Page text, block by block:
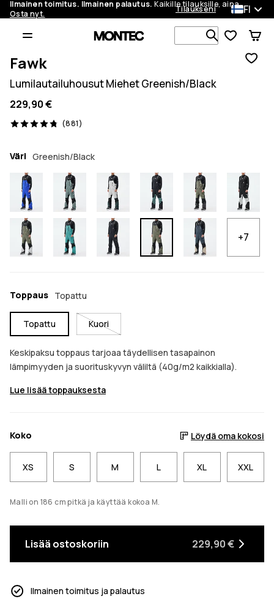
Ilmainen toimitus. Ilmainen palautus. Kaikille tilauksille, aina.
Osta nyt.
Tilaukseni FI
Etsi 1 000+
Fawk
Lumilautailuhousut Miehet Greenish/Black
229,90 €
(881)
881 arvostelut, 4.8/5
Väri Greenish/Black
+7
Toppaus Topattu
Topattu Kuori
Keskipaksu toppaus tarjoaa täydellisen tasapainon
lämpimyyden ja suorituskyvyn väliltä (40g/m2 kaikkialla).
Lue lisää toppauksesta
Koko Löydä oma kokosi
XS S M L XL XXL
Malli on 186 cm pitkä ja käyttää kokoa M.
Lisää ostoskoriin 229,90 €
Ilmainen toimitus ja palautus